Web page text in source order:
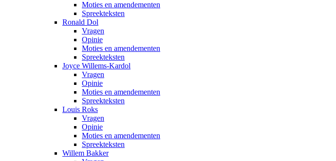
Moties en amendementen
Spreekteksten
Ronald Dol
Vragen
Opinie
Moties en amendementen
Spreekteksten
Joyce Willems-Kardol
Vragen
Opinie
Moties en amendementen
Spreekteksten
Louis Roks
Vragen
Opinie
Moties en amendementen
Spreekteksten
Willem Bakker